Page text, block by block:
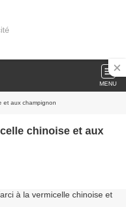
MENU
et aux champignon
chinoise et aux